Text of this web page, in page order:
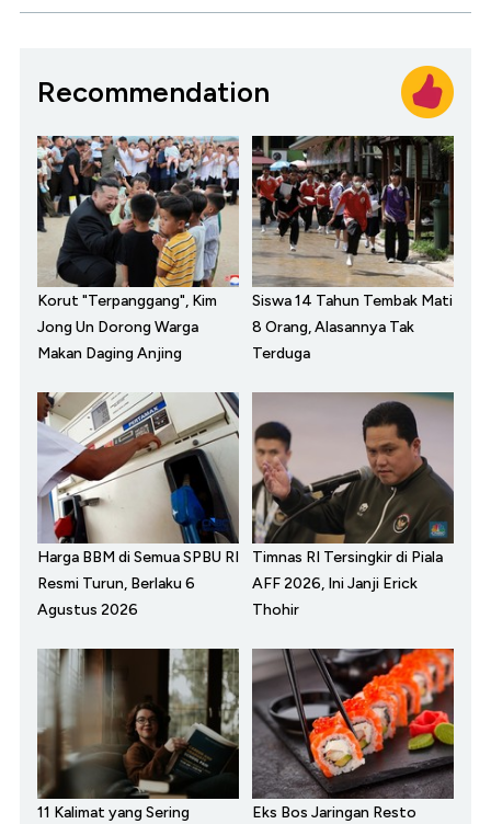
Recommendation
Korut "Terpanggang", Kim
Jong Un Dorong Warga
Makan Daging Anjing
Siswa 14 Tahun Tembak Mati
8 Orang, Alasannya Tak
Terduga
Harga BBM di Semua SPBU RI
Resmi Turun, Berlaku 6
Agustus 2026
Timnas RI Tersingkir di Piala
AFF 2026, Ini Janji Erick
Thohir
11 Kalimat yang Sering
Eks Bos Jaringan Resto